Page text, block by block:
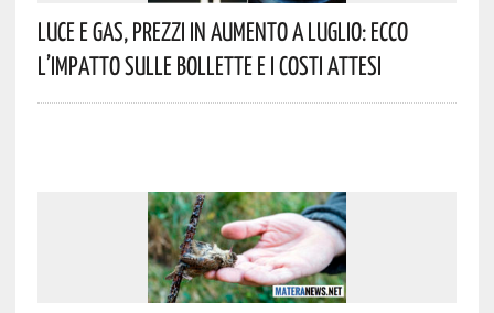
Luce E Gas, Prezzi In Aumento A Luglio: Ecco
L’impatto Sulle Bollette E I Costi Attesi